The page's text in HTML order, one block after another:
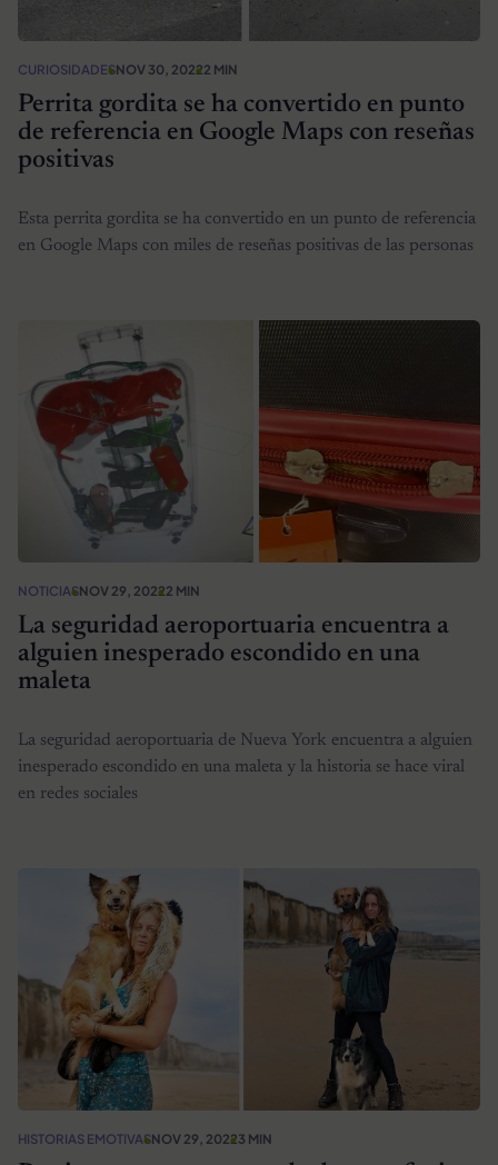
CURIOSIDADESNOV 30, 20222 MIN
Perrita gordita se ha convertido en punto
de referencia en Google Maps con reseñas
positivas
Esta perrita gordita se ha convertido en un punto de referencia
en Google Maps con miles de reseñas positivas de las personas
NOTICIASNOV 29, 20222 MIN
La seguridad aeroportuaria encuentra a
alguien inesperado escondido en una
maleta
La seguridad aeroportuaria de Nueva York encuentra a alguien
inesperado escondido en una maleta y la historia se hace viral
en redes sociales
HISTORIAS EMOTIVASNOV 29, 20223 MIN